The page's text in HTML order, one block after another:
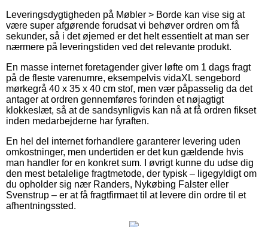
Leveringsdygtigheden på Møbler > Borde kan vise sig at
være super afgørende forudsat vi behøver ordren om få
sekunder, så i det øjemed er det helt essentielt at man ser
nærmere på leveringstiden ved det relevante produkt.
En masse internet foretagender giver løfte om 1 dags fragt
på de fleste varenumre, eksempelvis vidaXL sengebord
mørkegrå 40 x 35 x 40 cm stof, men vær påpasselig da det
antager at ordren gennemføres forinden et nøjagtigt
klokkeslæt, så at de sandsynligvis kan nå at få ordren fikset
inden medarbejderne har fyraften.
En hel del internet forhandlere garanterer levering uden
omkostninger, men undertiden er det kun gældende hvis
man handler for en konkret sum. I øvrigt kunne du udse dig
den mest betalelige fragtmetode, der typisk – ligegyldigt om
du opholder sig nær Randers, Nykøbing Falster eller
Svenstrup – er at få fragtfirmaet til at levere din ordre til et
afhentningssted.